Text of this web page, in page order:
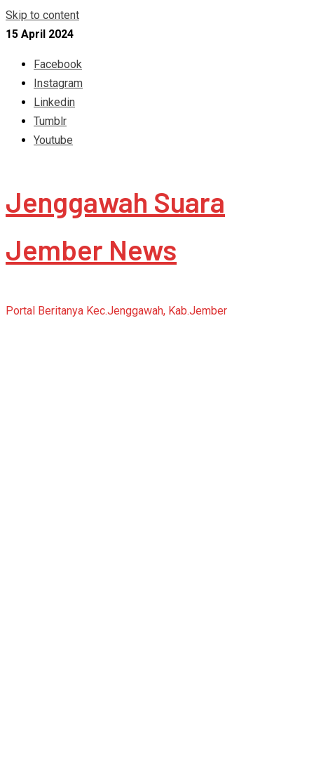
Skip to content
15 April 2024
Facebook
Instagram
Linkedin
Tumblr
Youtube
Jenggawah Suara
Jember News
Portal Beritanya Kec.Jenggawah, Kab.Jember